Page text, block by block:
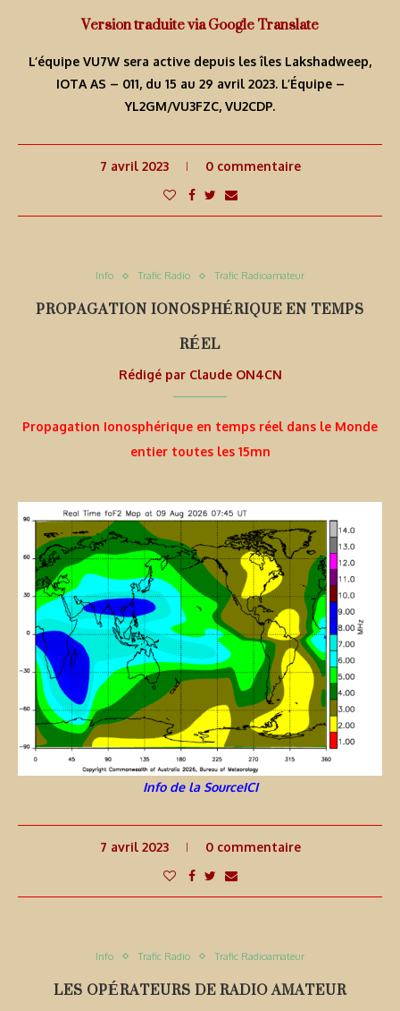
Version traduite via Google Translate
L’équipe VU7W sera active depuis les îles Lakshadweep,
IOTA AS – 011, du 15 au 29 avril 2023. L’Équipe –
YL2GM/VU3FZC, VU2CDP.
7 avril 2023 0 commentaire
Info Trafic Radio Trafic Radioamateur
PROPAGATION IONOSPHÉRIQUE EN TEMPS
RÉEL
Rédigé par Claude ON4CN
Propagation Ionosphérique en temps réel dans le Monde
entier toutes les 15mn
Info de la SourceICI
7 avril 2023 0 commentaire
Info Trafic Radio Trafic Radioamateur
LES OPÉRATEURS DE RADIO AMATEUR